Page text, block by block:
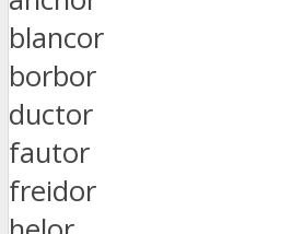
blancor
borbor
ductor
fautor
freidor